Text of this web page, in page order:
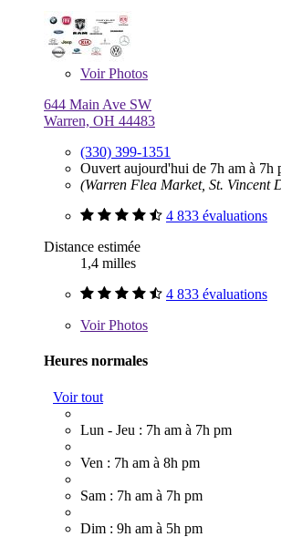
VoirPhotos
644 Main Ave SW
Warren, OH 44483
(330) 399-1351
Ouvert aujourd'hui de 7h am à 7h
(Warren Flea Market, St. Vincent
4 833 évaluations
Distance estimée
1,4 milles
4 833 évaluations
VoirPhotos
Heures normales
Voir tout
Lun - Jeu : 7h am à 7h pm
Ven : 7h am à 8h pm
Sam : 7h am à 7h pm
Dim : 9h am à 5h pm